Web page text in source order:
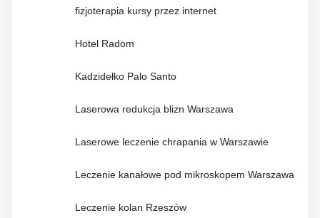
fizjoterapia kursy przez internet
Hotel Radom
Kadzidełko Palo Santo
Laserowa redukcja blizn Warszawa
Laserowe leczenie chrapania w Warszawie
Leczenie kanałowe pod mikroskopem Warszawa
Leczenie kolan Rzeszów